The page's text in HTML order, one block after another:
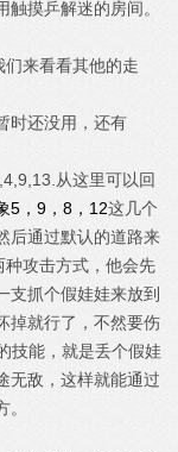
触摸乒解迷的房间。
来看看其他的走
时还没用，还有
从这里可以回
5，9，8，12这几个
后通过默认的道路来
攻击方式，他会先
支抓个假娃娃来放到
掉就行了，不然要伤
技能，就是丢个假娃
无敌，这样就能通过